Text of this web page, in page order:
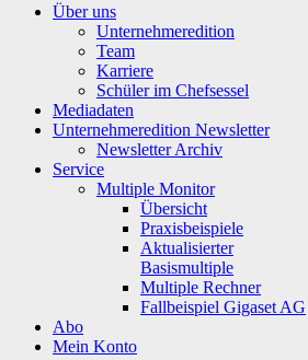
Über uns
Unternehmeredition
Team
Karriere
Schüler im Chefsessel
Mediadaten
Unternehmeredition Newsletter
Newsletter Archiv
Service
Multiple Monitor
Übersicht
Praxisbeispiele
Aktualisierter
Basismultiple
Multiple Rechner
Fallbeispiel Gigaset AG
Abo
Mein Konto